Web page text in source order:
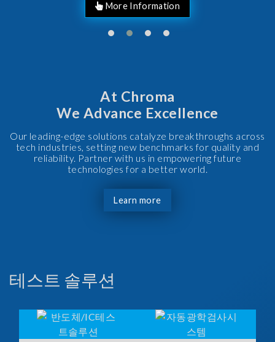
More Information
At Chroma
We Advance Excellence
Our leading-edge solutions catalyze breakthroughs across
tech industries, setting new benchmarks for quality and
reliability. Partner with us in empowering future
technologies for a better world.
Learn more
테스트 솔루션